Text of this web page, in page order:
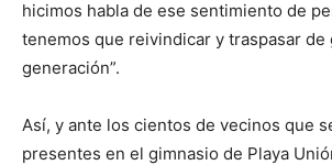
hicimos habla de ese sentimiento de
tenemos que reivindicar y traspasar de
generación”.
Así, y ante los cientos de vecinos que
presentes en el gimnasio de Playa